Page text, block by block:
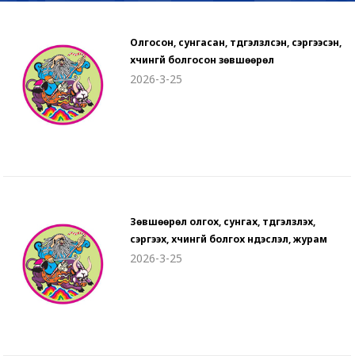
Олгосон, сунгасан, түдгэлзүүлсэн, сэргээсэн,
хүчингүй болгосон зөвшөөрөл
2026-3-25
Зөвшөөрөл олгох, сунгах, түдгэлзүүлэх,
сэргээх, хүчингүй болгох үндэслэл, журам
2026-3-25